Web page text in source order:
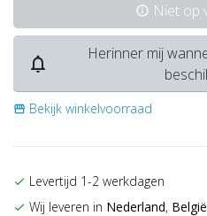
info Niet op
notifications_none
Herinner mij
storefront Bekijk winkelvoorraad
check Levertijd 1-2 werkdagen
check Wij leveren in Nederland, België